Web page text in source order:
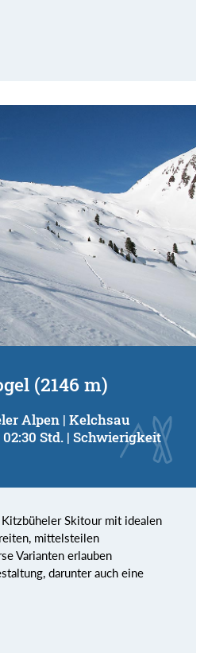
(2146 m)
Alpen | Kelchsau
Std. | Schwierigkeit
Skitour mit idealen
mittelsteilen
Varianten erlauben
darunter auch eine